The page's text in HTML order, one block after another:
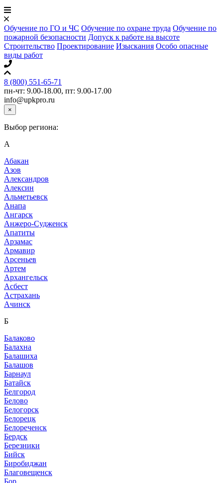
Обучение по ГО и ЧС Обучение по охране труда Обучение по
пожарной безопасности Допуск к работе на высоте
Строительство Проектирование Изыскания Особо опасные
виды работ
8 (800) 551-65-71
пн-чт: 9.00-18.00, пт: 9.00-17.00
info@upkpro.ru
×
Выбор региона:
А
Абакан
Азов
Александров
Алексин
Альметьевск
Анапа
Ангарск
Анжеро-Судженск
Апатиты
Арзамас
Армавир
Арсеньев
Артем
Архангельск
Асбест
Астрахань
Ачинск
Б
Балаково
Балахна
Балашиха
Балашов
Барнаул
Батайск
Белгород
Белово
Белогорск
Белорецк
Белореченск
Бердск
Березники
Бийск
Биробиджан
Благовещенск
Бор